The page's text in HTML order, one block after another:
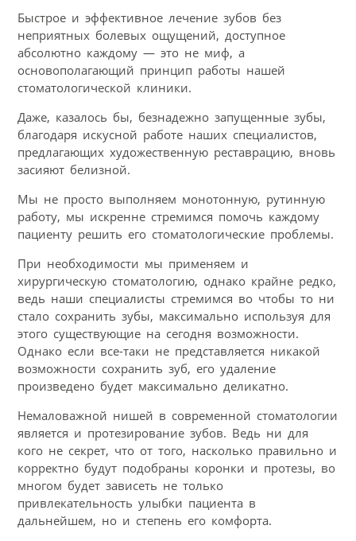
Быстрое и эффективное лечение зубов без
неприятных болевых ощущений, доступное
абсолютно каждому — это не миф, а
основополагающий принцип работы нашей
стоматологической клиники.
Даже, казалось бы, безнадежно запущенные зубы,
благодаря искусной работе наших специалистов,
предлагающих художественную реставрацию, вновь
засияют белизной.
Мы не просто выполняем монотонную, рутинную
работу, мы искренне стремимся помочь каждому
пациенту решить его стоматологические проблемы.
При необходимости мы применяем и
хирургическую стоматологию, однако крайне редко,
ведь наши специалисты стремимся во чтобы то ни
стало сохранить зубы, максимально используя для
этого существующие на сегодня возможности.
Однако если все-таки не представляется никакой
возможности сохранить зуб, его удаление
произведено будет максимально деликатно.
Немаловажной нишей в современной стоматологии
является и протезирование зубов. Ведь ни для
кого не секрет, что от того, насколько правильно и
корректно будут подобраны коронки и протезы, во
многом будет зависеть не только
привлекательность улыбки пациента в
дальнейшем, но и степень его комфорта.